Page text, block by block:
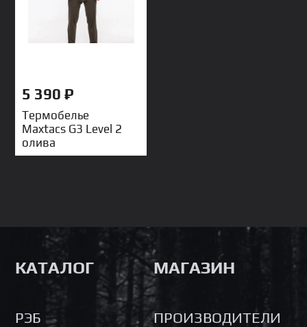
Термобелье
Maxtacs G3 Level 2
олива
5 390₽
КАТАЛОГ
РЭБ
МАГАЗИН
ПРОИЗВОДИТЕЛИ